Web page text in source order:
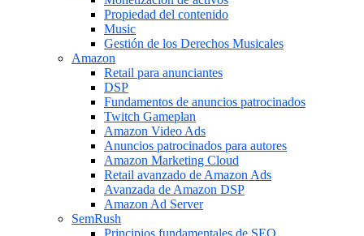
Propiedad del contenido
Music
Gestión de los Derechos Musicales
Amazon
Retail para anunciantes
DSP
Fundamentos de anuncios patrocinados
Twitch Gameplan
Amazon Video Ads
Anuncios patrocinados para autores
Amazon Marketing Cloud
Retail avanzado de Amazon Ads
Avanzada de Amazon DSP
Amazon Ad Server
SemRush
Principios fundamentales de SEO